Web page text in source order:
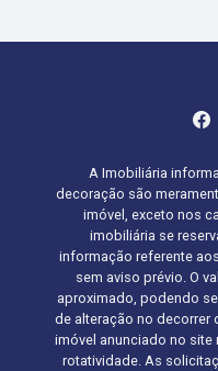
A Imobiliária
decoração são
imóvel, exceto nos
imobiliária se
informação referente
sem aviso prévio. O
aproximado, podendo
de alteração no decorrer
imóvel anunciado no
rotatividade. As